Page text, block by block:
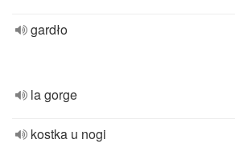
gardło
la gorge
kostka u nogi